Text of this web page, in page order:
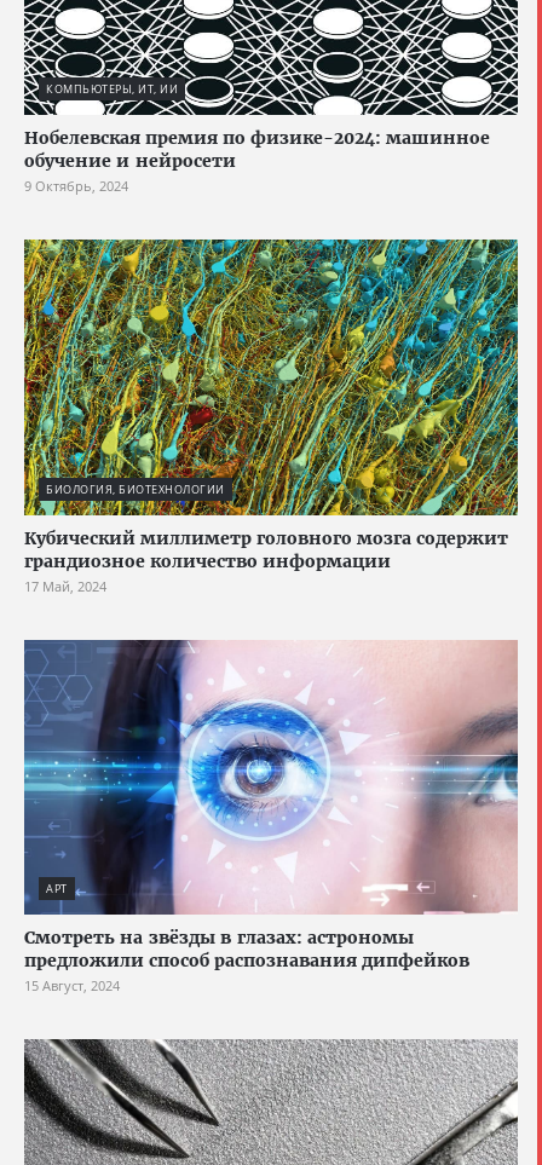
КОМПЬЮТЕРЫ, ИТ, ИИ
Нобелевская премия по физике-2024: машинное
обучение и нейросети
9 Октябрь, 2024
БИОЛОГИЯ, БИОТЕХНОЛОГИИ
Кубический миллиметр головного мозга содержит
грандиозное количество информации
17 Май, 2024
АРТ
Смотреть на звёзды в глазах: астрономы
предложили способ распознавания дипфейков
15 Август, 2024